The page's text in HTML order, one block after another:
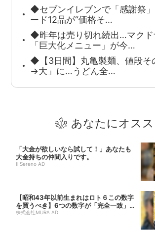
◆セブンイレブンで「感謝祭
ード12品が“価格そ…
◆昨年は売り切れ続出…マクド
「巨大化メニュー」が今…
◆【3日間】丸亀製麺、値段そ
→大」に…うどん全…
あなたにオスス
「大金が欲しいなら試して！」あなたも
大金持ちの仲間入りです。
Il Sereno AD
【昭和43年以前生まれはロト６この数字
を買うべき】6つの数字が「完全一致」す
る方...
株式会社MURA AD